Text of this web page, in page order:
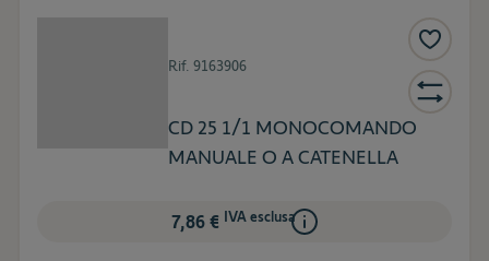
Rif. 9163906
CD 25 1/1 MONOCOMANDO
MANUALE O A CATENELLA
7,86 € IVA esclusa